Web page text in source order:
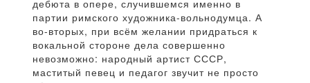
дебюта в опере, случившемся именно в
партии римского художника-вольнодумца. А
во-вторых, при всём желании придраться к
вокальной стороне дела совершенно
невозможно: народный артист СССР,
маститый певец и педагог звучит не просто